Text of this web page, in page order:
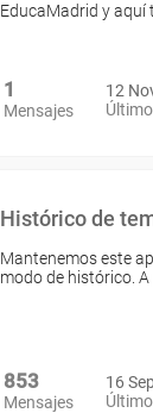
EducaMadrid y aquí
1
Mensajes
12
Histórico de
Mantenemos este
modo de histórico. A
853
Mensajes
16